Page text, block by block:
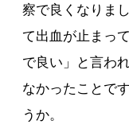
察で良くなりま
て出血が止まっ
で良い」と言わ
なかったことで
うか。